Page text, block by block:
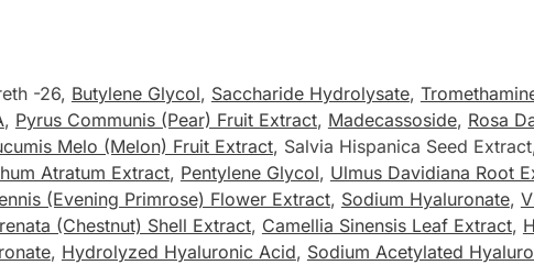
-26, Butylene Glycol, Saccharide Hydrolysate,
, Pyrus Communis (Pear) Fruit Extract, Madecassoside, Rosa
Melo (Melon) Fruit Extract, Salvia Hispanica Seed
Atratum Extract, Pentylene Glycol, Ulmus Davidiana Root
(Evening Primrose) Flower Extract, Sodium Hyaluronate,
(Chestnut) Shell Extract, Camellia Sinensis Leaf Extract,
, Hydrolyzed Hyaluronic Acid, Sodium Acetylated